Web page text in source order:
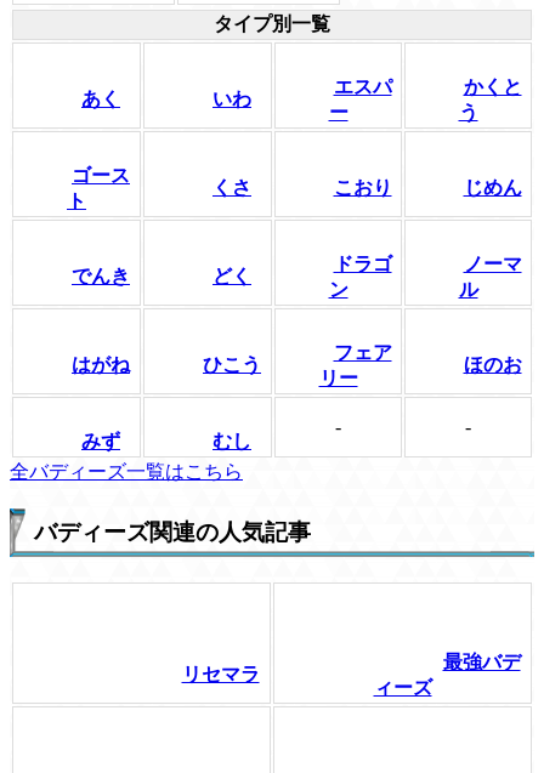
タイプ別一覧
あく いわ
エスパ
ー
かくと
う
ゴース
ト
くさ こおり じめん
でんき どく
ドラゴ
ン
ノーマ
ル
はがね ひこう
フェア
リー
ほのお
みず むし
- -
全バディーズ一覧はこちら
バディーズ関連の人気記事
リセマラ
最強バデ
ィーズ